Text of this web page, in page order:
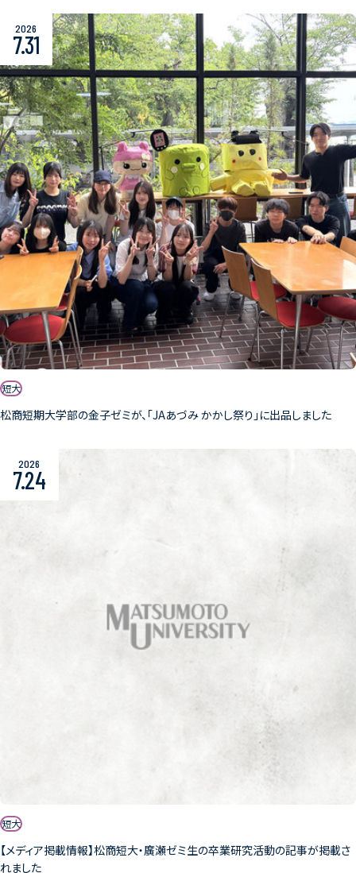
2026
7.31
短大
松商短期大学部の金子ゼミが、「JAあづみ かかし祭り」に出品しました
2026
7.24
短大
【メディア掲載情報】松商短大・廣瀬ゼミ生の卒業研究活動の記事が掲載さ
れました